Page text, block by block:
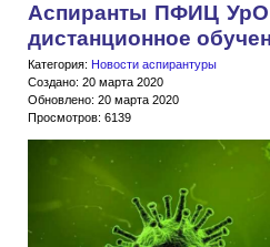
Аспиранты ПФИЦ УрО
дистанционное
Категория: Новости аспирантуры
Создано: 20 марта 2020
Обновлено: 20 марта 2020
Просмотров: 6139